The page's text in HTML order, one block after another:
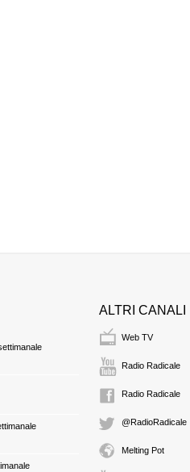
ALTRI CANALI
Web TV
Radio Radicale
Radio Radicale
@RadioRadicale
Melting Pot